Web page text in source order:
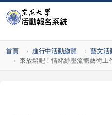
首頁 進行中活動總覽
藝文活
來放鬆吧！情緒紓壓流體藝術工